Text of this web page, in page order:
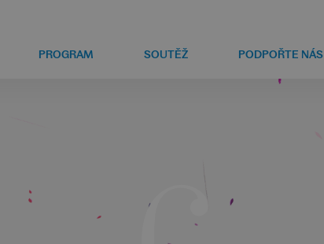
PROGRAM SOUTĚŽ PODPOŘTE NÁS